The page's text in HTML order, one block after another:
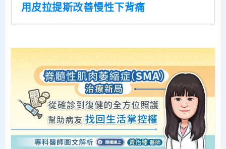
用皮拉提斯改善慢性下背痛